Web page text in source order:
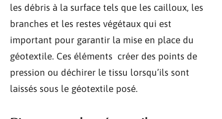
les débris à la surface tels que les cailloux, les
branches et les restes végétaux qui est
important pour garantir la mise en place du
géotextile. Ces éléments créer des points de
pression ou déchirer le tissu lorsqu’ils sont
laissés sous le géotextile posé.